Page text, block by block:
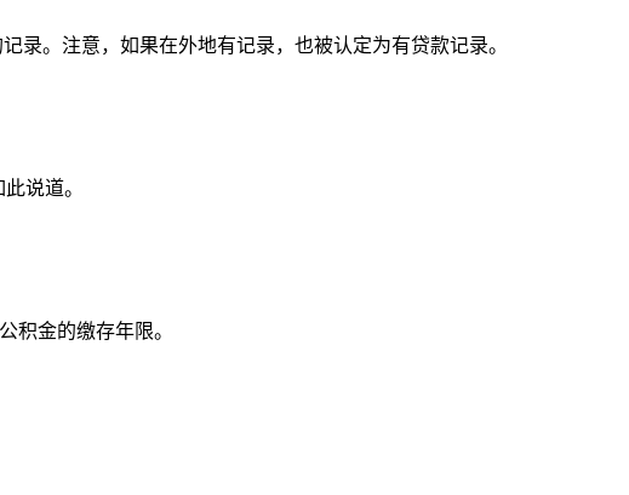
录。注意，如果在外地有记录，也被认定为有贷款记录。
说道。
积金的缴存年限。